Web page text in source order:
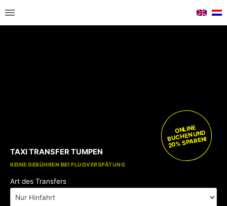
KOSTENLOSE KINDERSITZE
KEINE GEBÜHREN BEI FLUGVERSPÄTUNG
TAXI TRANSFER TUMPEN
ONLINE
BUCHEN UND
20% SPAREN!
Art des Transfers